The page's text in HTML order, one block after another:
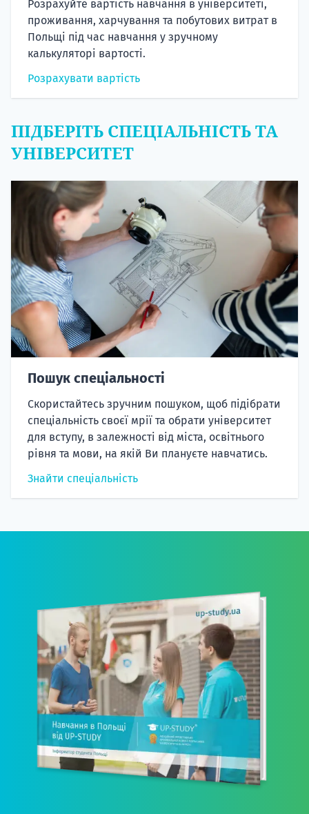
Розрахуйте вартість навчання в університеті,
проживання, харчування та побутових витрат в
Польщі під час навчання у зручному
калькуляторі вартості.
Розрахувати вартість
ПІДБЕРІТЬ СПЕЦІАЛЬНІСТЬ ТА
УНІВЕРСИТЕТ
Пошук спеціальності
Скористайтесь зручним пошуком, щоб підібрати
спеціальність своєї мрії та обрати університет
для вступу, в залежності від міста, освітнього
рівня та мови, на якій Ви плануєте навчатись.
Знайти спеціальність